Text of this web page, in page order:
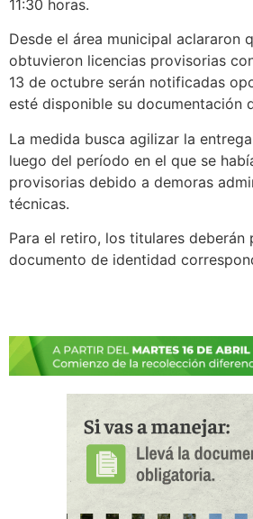
11:30 horas.
Desde el área municipal aclararon
obtuvieron licencias provisorias
13 de octubre serán notificadas
esté disponible su documentación
La medida busca agilizar la
luego del período en el que se
provisorias debido a demoras
técnicas.
Para el retiro, los titulares deberán
documento de identidad